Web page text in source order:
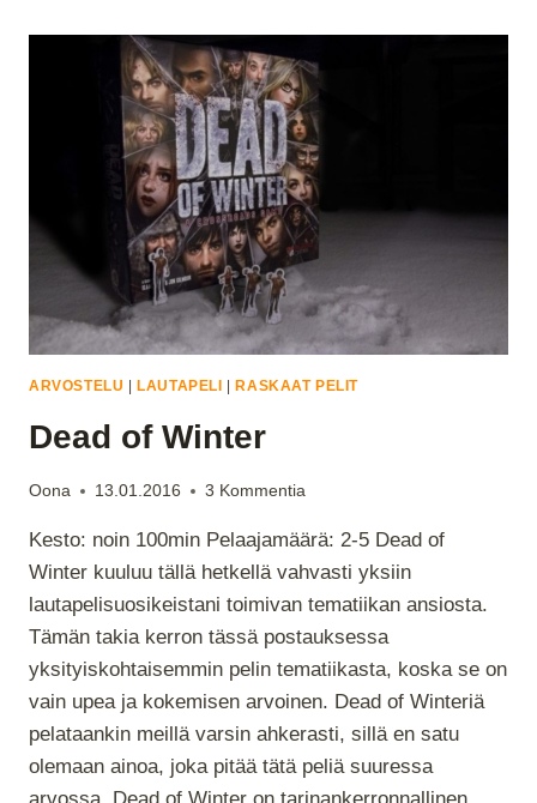
SE
TOIMII
SUOMEKSI?
ARVOSTELU LAUTAPELI RASKAAT PELIT
Dead of Winter
Oona 13.01.2016 3 Kommentia
Kesto: noin 100min Pelaajamäärä: 2-5 Dead of
Winter kuuluu tällä hetkellä vahvasti yksiin
lautapelisuosikeistani toimivan tematiikan ansiosta.
Tämän takia kerron tässä postauksessa
yksityiskohtaisemmin pelin tematiikasta, koska se on
vain upea ja kokemisen arvoinen. Dead of Winteriä
pelataankin meillä varsin ahkerasti, sillä en satu
olemaan ainoa, joka pitää tätä peliä suuressa